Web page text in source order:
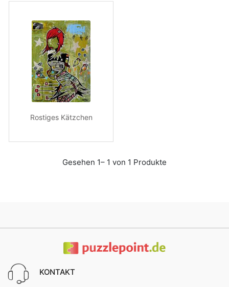
Rostiges Kätzchen
Gesehen 1– 1 von 1 Produkte
KONTAKT